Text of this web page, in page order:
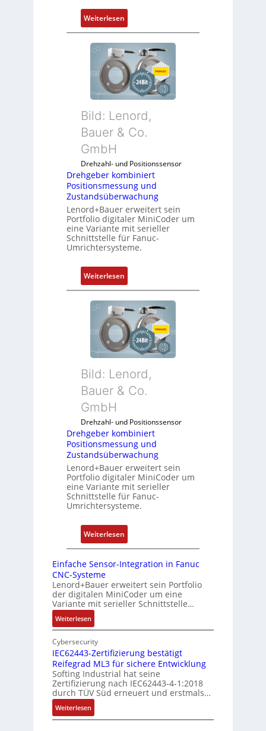
n
e
n
C
l
ä
s
s
t
s
c
h
e
x
i
b
e
l
f
r
d
i
e
A
n
w
e
d
u
g
k
o
n
f
i
g
u
e
e
Weiterlesen:
M
o
b
i
f
n
d
u
l
b
r
i
g
e
n
G
u
n
G
a
e
n
R
a
s
p
e
r
y
i
Bild: Lenord,
Bauer & Co.
GmbH
Drehzahl- und Positionssensor
Drehgeber kombiniert
Positionsmessung und
Zustandsüberwachung
Lenord+Bauer erweitert sein
Portfolio digitaler MiniCoder um
eine Variante mit serieller
Schnittstelle für Fanuc-
Umrichtersysteme.
Weiterlesen:
D
r
e
h
g
e
e
m
b
i
i
e
r
t
P
o
s
i
i
o
e
s
s
u
n
Bild: Lenord,
Bauer & Co.
GmbH
Drehzahl- und Positionssensor
Drehgeber kombiniert
Positionsmessung und
Zustandsüberwachung
Lenord+Bauer erweitert sein
Portfolio digitaler MiniCoder um
eine Variante mit serieller
Schnittstelle für Fanuc-
Umrichtersysteme.
Weiterlesen:
D
h
g
e
e
k
o
m
b
n
Einfache Sensor-Integration in Fanuc
CNC-Systeme
Lenord+Bauer erweitert sein Portfolio
der digitalen MiniCoder um eine
Variante mit serieller Schnittstelle…
Weiterlesen:
E
i
n
a
c
h
e
S
Cybersecurity
IEC62443-Zertifizierung bestätigt
Reifegrad ML3 für sichere Entwicklung
Softing Industrial hat seine
Zertifizierung nach IEC62443-4-1:2018
durch TÜV Süd erneuert und erstmals…
Weiterlesen:
I